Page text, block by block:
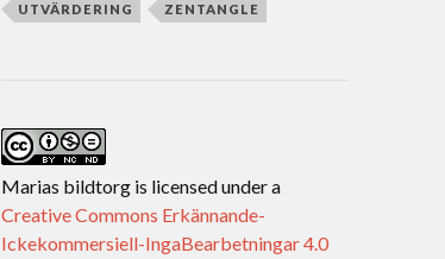
UTVÄRDERING ZENTANGLE
Marias bildtorgis licensed under a
Creative Commons Erkännande-
Ickekommersiell-IngaBearbetningar 4.0